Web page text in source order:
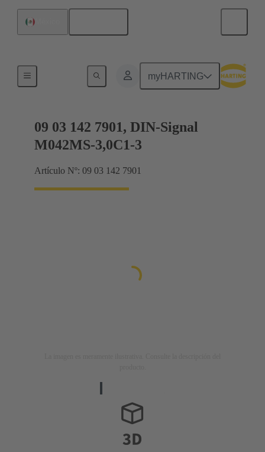
myHARTING
Terminación de placa madre a tarjeta hija
09 03 142 7901, DIN-Signal
M042MS-3,0C1-3
Artículo Nº: 09 03 142 7901